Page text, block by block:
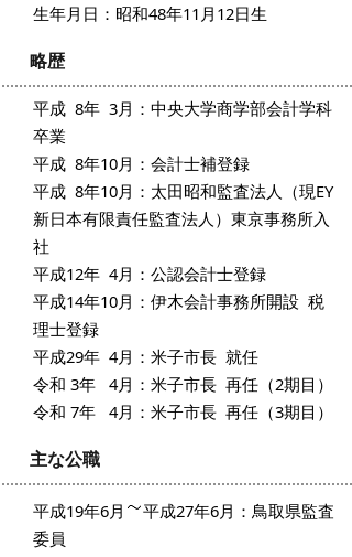
生年月日：昭和48年11月12日生
略歴
平成 8年 3月：中央大学商学部会計学科
卒業
平成 8年10月：会計士補登録
平成 8年10月：太田昭和監査法人（現EY
新日本有限責任監査法人）東京事務所入
社
平成12年 4月：公認会計士登録
平成14年10月：伊木会計事務所開設 税
理士登録
平成29年 4月：米子市長 就任
令和 3年 4月：米子市長 再任（2期目）
令和 7年 4月：米子市長 再任（3期目）
主な公職
平成19年6月
平成27年6月：鳥取県監査
委員